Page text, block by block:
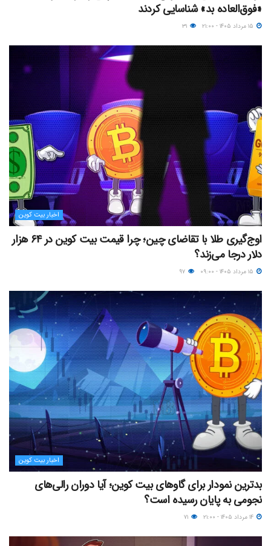
«فوق‌العاده بد» شناسایی کردند
اخبار بیت کوین
اوج‌گیری طلا با تقاضای چین؛ چرا قیمت بیت کوین در ۶۴ هزار
دلار درجا می‌زند؟
اخبار بیت کوین
بدترین نمودار برای گاوهای بیت کوین؛ آیا دوران رالی‌های
نجومی به پایان رسیده است؟